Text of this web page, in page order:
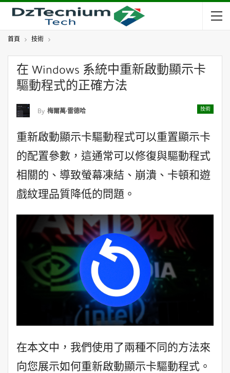
首頁 技術
在 Windows 系統中重新啟動顯示卡
驅動程式的正確方法
技術
By 梅爾萬·雷德哈
重新啟動顯示卡驅動程式可以重置顯示卡
的配置參數，這通常可以修復與驅動程式
相關的、導致螢幕凍結、崩潰、卡頓和遊
戲紋理品質降低的問題。
在本文中，我們使用了兩種不同的方法來
向您展示如何重新啟動顯示卡驅動程式。